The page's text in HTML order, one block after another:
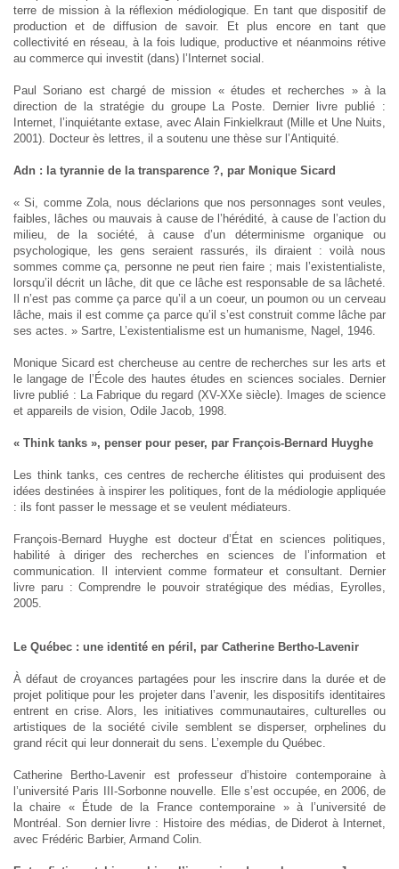
terre de mission à la réflexion médiologique. En tant que dispositif de
production et de diffusion de savoir. Et plus encore en tant que
collectivité en réseau, à la fois ludique, productive et néanmoins rétive
au commerce qui investit (dans) l’Internet social.
Paul Soriano est chargé de mission « études et recherches » à la
direction de la stratégie du groupe La Poste. Dernier livre publié :
Internet, l’inquiétante extase, avec Alain Finkielkraut (Mille et Une Nuits,
2001). Docteur ès lettres, il a soutenu une thèse sur l’Antiquité.
Adn : la tyrannie de la transparence ?, par Monique Sicard
« Si, comme Zola, nous déclarions que nos personnages sont veules,
faibles, lâches ou mauvais à cause de l’hérédité, à cause de l’action du
milieu, de la société, à cause d’un déterminisme organique ou
psychologique, les gens seraient rassurés, ils diraient : voilà nous
sommes comme ça, personne ne peut rien faire ; mais l’existentialiste,
lorsqu’il décrit un lâche, dit que ce lâche est responsable de sa lâcheté.
Il n’est pas comme ça parce qu’il a un coeur, un poumon ou un cerveau
lâche, mais il est comme ça parce qu’il s’est construit comme lâche par
ses actes. » Sartre, L’existentialisme est un humanisme, Nagel, 1946.
Monique Sicard est chercheuse au centre de recherches sur les arts et
le langage de l’École des hautes études en sciences sociales. Dernier
livre publié : La Fabrique du regard (XV-XXe siècle). Images de science
et appareils de vision, Odile Jacob, 1998.
« Think tanks », penser pour peser, par François-Bernard Huyghe
Les think tanks, ces centres de recherche élitistes qui produisent des
idées destinées à inspirer les politiques, font de la médiologie appliquée
: ils font passer le message et se veulent médiateurs.
François-Bernard Huyghe est docteur d’État en sciences politiques,
habilité à diriger des recherches en sciences de l’information et
communication. Il intervient comme formateur et consultant. Dernier
livre paru : Comprendre le pouvoir stratégique des médias, Eyrolles,
2005.
Le Québec : une identité en péril, par Catherine Bertho-Lavenir
À défaut de croyances partagées pour les inscrire dans la durée et de
projet politique pour les projeter dans l’avenir, les dispositifs identitaires
entrent en crise. Alors, les initiatives communautaires, culturelles ou
artistiques de la société civile semblent se disperser, orphelines du
grand récit qui leur donnerait du sens. L’exemple du Québec.
Catherine Bertho-Lavenir est professeur d’histoire contemporaine à
l’université Paris III-Sorbonne nouvelle. Elle s’est occupée, en 2006, de
la chaire « Étude de la France contemporaine » à l’université de
Montréal. Son dernier livre : Histoire des médias, de Diderot à Internet,
avec Frédéric Barbier, Armand Colin.